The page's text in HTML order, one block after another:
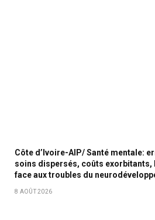
Côte d’Ivoire-AIP/ Santé mentale:
soins dispersés, coûts exorbitants,
face aux troubles du
8 AOÛT 2026